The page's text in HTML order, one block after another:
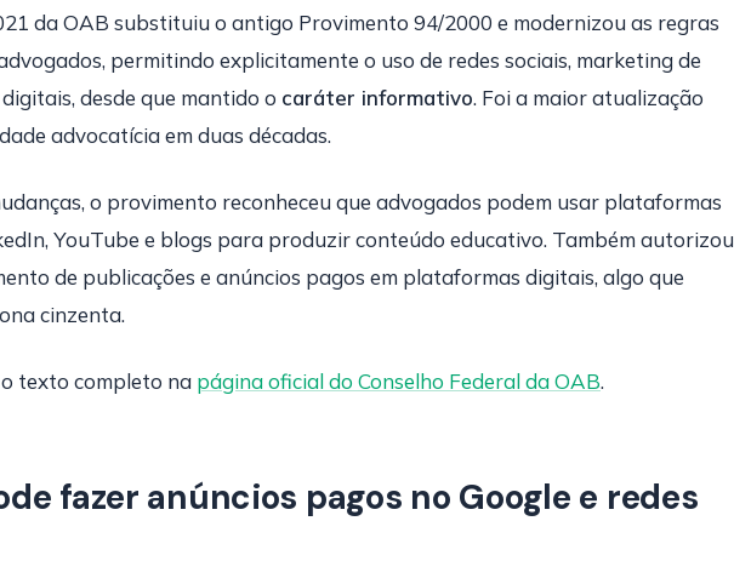
da OAB substituiu o antigo Provimento 94/2000 e modernizou as regras
permitindo explicitamente o uso de redes sociais, marketing de
desde que mantido o caráter informativo. Foi a maior atualização
advocatícia em duas décadas.
o provimento reconheceu que advogados podem usar plataformas
YouTube e blogs para produzir conteúdo educativo. Também autorizou
de publicações e anúncios pagos em plataformas digitais, algo que
cinzenta.
texto completo na página oficial do Conselho Federal da OAB.
fazer anúncios pagos no Google e redes